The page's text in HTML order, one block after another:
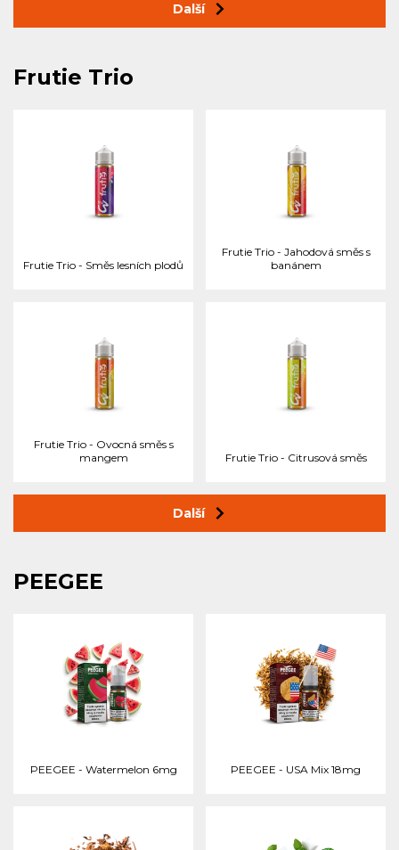
Další
Frutie Trio
Frutie Trio - Směs lesních plodů
Frutie Trio - Jahodová směs s
banánem
Frutie Trio - Ovocná směs s
mangem
Frutie Trio - Citrusová směs
Další
PEEGEE
PEEGEE - Watermelon 6mg PEEGEE - USA Mix 18mg